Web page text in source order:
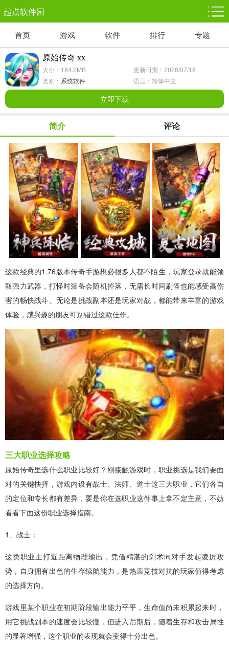
起点软件园
塔防游戏
1千+款游戏
休闲益智
1万+款游戏
体育竞技
5百+款游戏
角色扮演
3千+款游戏
3百+款游戏
动作射击
3百+款游戏
首页 游戏 软件 排行 专题
原始传奇 xx
大小：184.2MB
更新日期：2026/07/18
类别： 系统软件 语言：简体中文
立即下载
简介 评论
这款经典的1.76版本传奇手游想必很多人都不陌生，玩家登录就能领
取强力武器，打怪时装备会随机掉落，无需长时间刷怪也能感受高伤
害的畅快战斗。无论是挑战副本还是玩家对战，都能带来丰富的游戏
体验，感兴趣的朋友可别错过这款佳作。
三大职业选择攻略
原始传奇里选什么职业比较好？刚接触游戏时，职业挑选是我们要面
对的关键抉择，游戏内设有战士、法师、道士这三大职业，它们各自
的定位和专长都有差异，要是你在选职业这件事上拿不定主意，不妨
看看下面这份职业选择指南。
1、战士：
这类职业主打近距离物理输出，凭借精湛的剑术向对手发起凌厉攻
势，自身拥有出色的生存续航能力，是热衷竞技对抗的玩家值得考虑
的选择方向。
游戏里某个职业在初期阶段输出能力平平，生命值尚未积累起来时，
用它挑战副本的速度会比较慢，但进入后期后，随着生存和攻击属性
的显著增强，这个职业的表现就会变得十分出色。